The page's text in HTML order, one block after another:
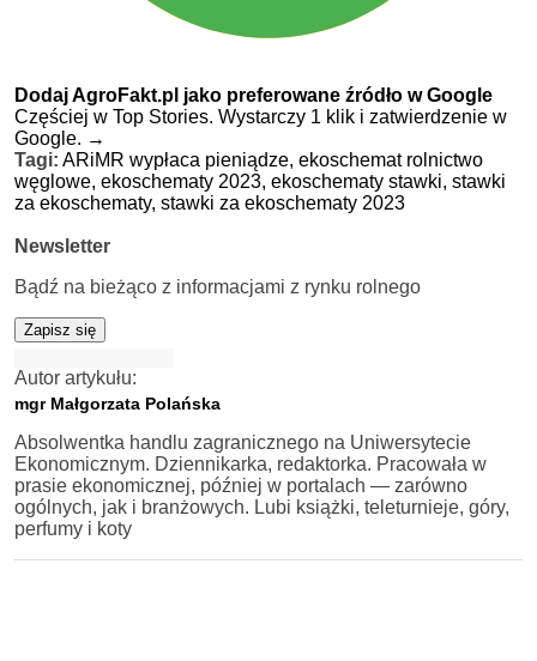
Dodaj AgroFakt.pl jako preferowane źródło w Google
Częściej w Top Stories. Wystarczy 1 klik i zatwierdzenie w
Google. →
Tagi: ARiMR wypłaca pieniądze, ekoschemat rolnictwo
węglowe, ekoschematy 2023, ekoschematy stawki, stawki
za ekoschematy, stawki za ekoschematy 2023
Newsletter
Bądź na bieżąco z informacjami z rynku rolnego
Zapisz się
Autor artykułu:
mgr Małgorzata Polańska
Absolwentka handlu zagranicznego na Uniwersytecie
Ekonomicznym. Dziennikarka, redaktorka. Pracowała w
prasie ekonomicznej, później w portalach — zarówno
ogólnych, jak i branżowych. Lubi książki, teleturnieje, góry,
perfumy i koty